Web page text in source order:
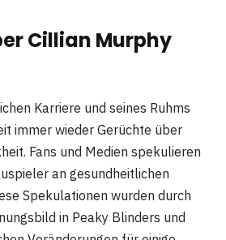
Cillian Murphy
Karriere und seines Ruhms
immer wieder Gerüchte über
Fans und Medien spekulieren
an gesundheitlichen
Spekulationen wurden durch
in Peaky Blinders und